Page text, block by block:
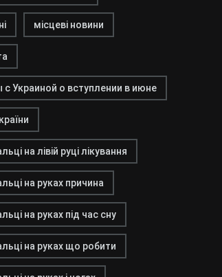
місцеві новини
с Украиной о вступлении в июне
на лівій руці лікування
на руках причина
на руках під час сну
на руках що робити